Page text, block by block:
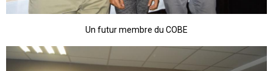
Un futur membre du COBE